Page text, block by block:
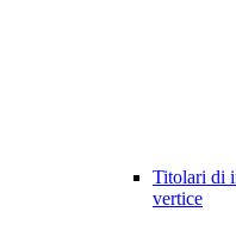
Titolari di
vertice